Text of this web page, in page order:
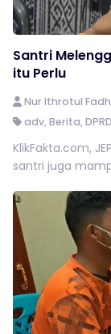
Santri
itu Perlu
Nur Ithrotul
adv, Berita,
KlikFakta.com,
santri juga